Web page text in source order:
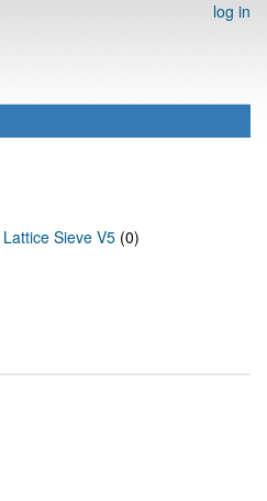
log in
Sieve V5 (0)